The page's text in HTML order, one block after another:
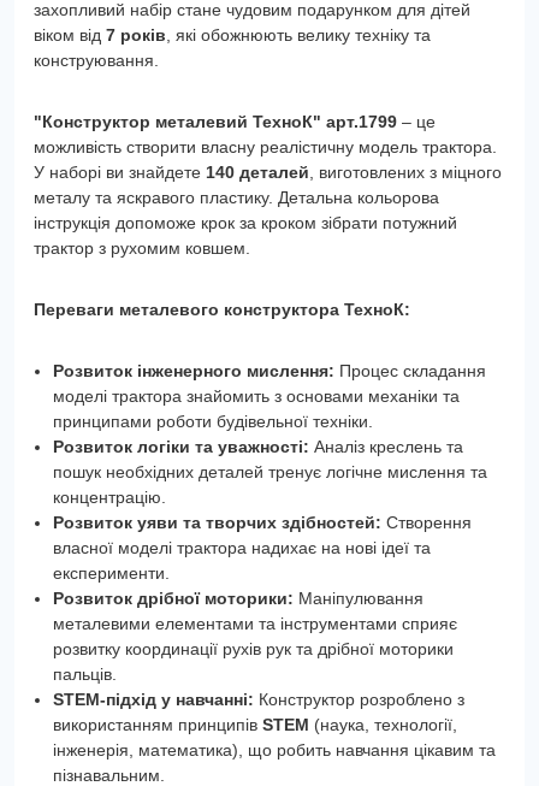
захопливий набір стане чудовим подарунком для дітей
віком від 7 років , які обожнюють велику техніку та
конструювання.
"Конструктор металевий ТехноК" арт.1799 – це
можливість створити власну реалістичну модель трактора.
У наборі ви знайдете 140 деталей , виготовлених з міцного
металу та яскравого пластику. Детальна кольорова
інструкція допоможе крок за кроком зібрати потужний
трактор з рухомим ковшем.
Переваги металевого конструктора ТехноК:
Розвиток інженерного мислення: Процес складання
моделі трактора знайомить з основами механіки та
принципами роботи будівельної техніки.
Розвиток логіки та уважності: Аналіз креслень та
пошук необхідних деталей тренує логічне мислення та
концентрацію.
Розвиток уяви та творчих здібностей: Створення
власної моделі трактора надихає на нові ідеї та
експерименти.
Розвиток дрібної моторики: Маніпулювання
металевими елементами та інструментами сприяє
розвитку координації рухів рук та дрібної моторики
пальців.
STEM-підхід у навчанні: Конструктор розроблено з
використанням принципів STEM (наука, технології,
інженерія, математика), що робить навчання цікавим та
пізнавальним.